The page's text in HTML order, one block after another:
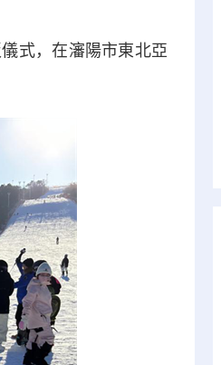
式，在瀋陽市東北亞